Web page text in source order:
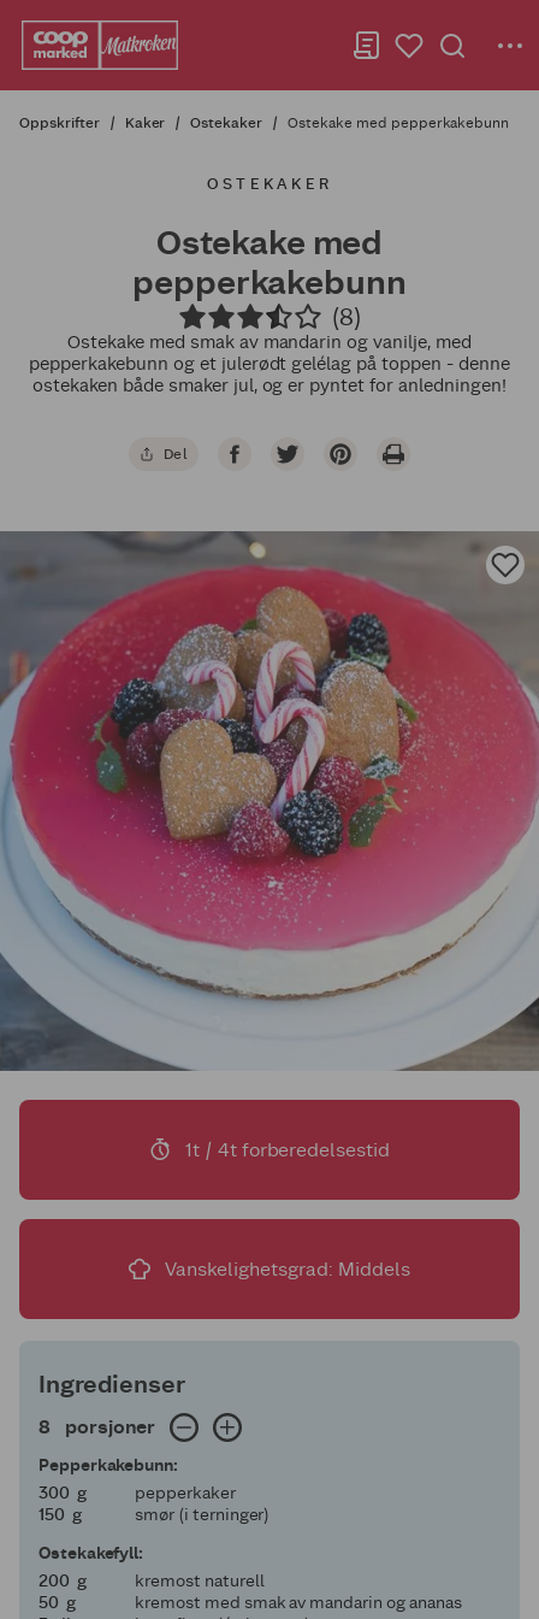
Oppskrifter Kaker Ostekaker Ostekake med pepperkakebunn
OSTEKAKER
Ostekake med
pepperkakebunn
(8)
Ostekake med smak av mandarin og vanilje, med
pepperkakebunn og et julerødt gelélag på toppen - denne
ostekaken både smaker jul, og er pyntet for anledningen!
Del
1t / 4t forberedelsestid
Vanskelighetsgrad: Middels
Ingredienser
8 porsjoner
8 porsjoner
Pepperkakebunn:
300
300 g
pepperkaker
150
150 g
smør (i terninger)
Ostekakefyll:
200
200 g
kremost naturell
50
50 g
kremost med smak av mandarin og ananas